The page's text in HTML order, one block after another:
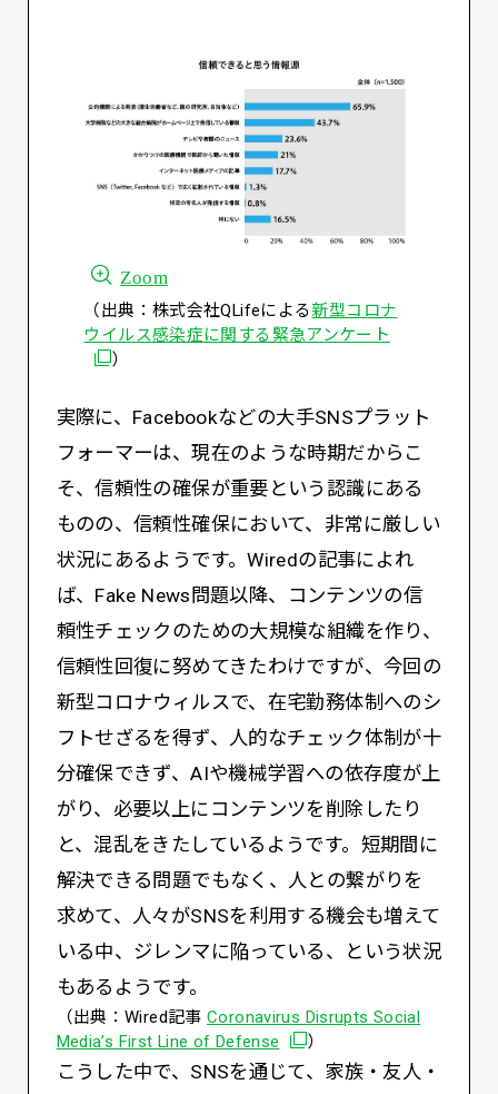
Zoom
（出典：株式会社QLifeによる新型コロナ
ウイルス感染症に関する緊急アンケート
）
実際に、Facebookなどの大手SNSプラット
フォーマーは、現在のような時期だからこ
そ、信頼性の確保が重要という認識にある
ものの、信頼性確保において、非常に厳しい
状況にあるようです。Wiredの記事によれ
ば、Fake News問題以降、コンテンツの信
頼性チェックのための大規模な組織を作り、
信頼性回復に努めてきたわけですが、今回の
新型コロナウィルスで、在宅勤務体制へのシ
フトせざるを得ず、人的なチェック体制が十
分確保できず、AIや機械学習への依存度が上
がり、必要以上にコンテンツを削除したり
と、混乱をきたしているようです。短期間に
解決できる問題でもなく、人との繋がりを
求めて、人々がSNSを利用する機会も増えて
いる中、ジレンマに陥っている、という状況
もあるようです。
（出典：Wired記事Coronavirus Disrupts Social
Media’s First Line of Defense 別ウィンドウで開く
）
こうした中で、SNSを通じて、家族・友人・